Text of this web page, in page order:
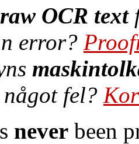
raw OCR text
error?
fel?
never been